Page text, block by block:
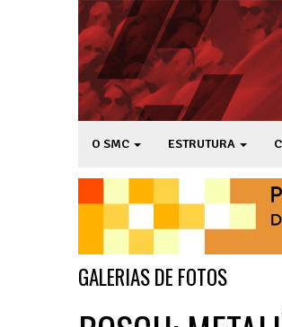
O SMC ESTRUTURA
GALERIAS DE FOTOS